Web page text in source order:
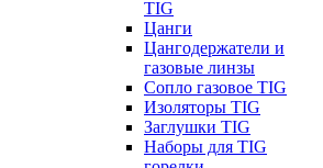
TIG
Цанги
Цангодержатели и
газовые линзы
Сопло газовое TIG
Изоляторы TIG
Заглушки TIG
Наборы для TIG